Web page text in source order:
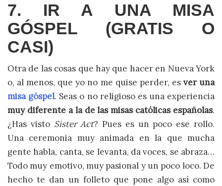
7. IR A UNA MISA
GÓSPEL (GRATIS O
CASI)
Otra de las cosas que hay que hacer en Nueva York
o, al menos, que yo no me quise perder, es ver una
misa góspel. Seas o no religioso es una experiencia
muy diferente a la de las misas católicas españolas.
¿Has visto Sister Act? Pues es un poco ese rollo.
Una ceremonia muy animada en la que mucha
gente habla, canta, se levanta, da voces, se abraza…
Todo muy emotivo, muy pasional y un poco loco. De
hecho te dan un folleto que pone algo así como